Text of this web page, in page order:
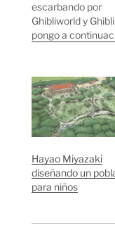
escarbando por
Ghibliworld y
pongo a
Miyazaki
Toshio Suzuki
(Productor) que
gustaron: Hayao
Miyazaki, ganador
de Chihiro" está a
punto de cumplir
años pero sigue
Hayao Miyazaki
diseñando un
para niños